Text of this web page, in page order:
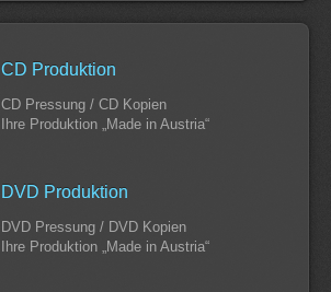
CD Produktion
CD Pressung / CD Kopien
Ihre Produktion „Made in Austria“
DVD Produktion
DVD Pressung / DVD Kopien
Ihre Produktion „Made in Austria“